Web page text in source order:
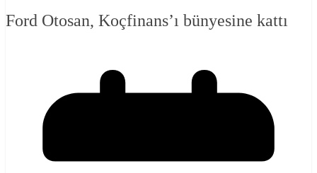
Ford Otosan, Koçfinans’ı bünyesine kattı